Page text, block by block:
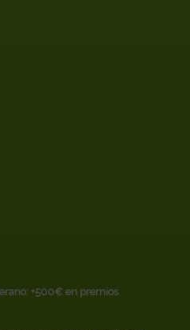
+500€ en premios